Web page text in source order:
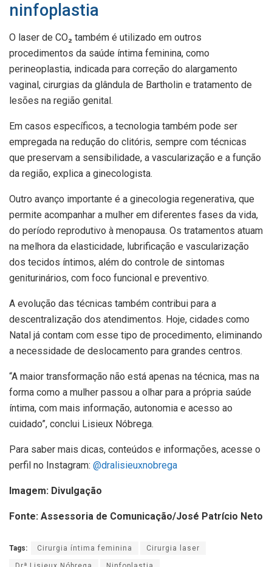
ninfoplastia
O laser de CO₂ também é utilizado em outros
procedimentos da saúde íntima feminina, como
perineoplastia, indicada para correção do alargamento
vaginal, cirurgias da glândula de Bartholin e tratamento de
lesões na região genital.
Em casos específicos, a tecnologia também pode ser
empregada na redução do clitóris, sempre com técnicas
que preservam a sensibilidade, a vascularização e a função
da região, explica a ginecologista.
Outro avanço importante é a ginecologia regenerativa, que
permite acompanhar a mulher em diferentes fases da vida,
do período reprodutivo à menopausa. Os tratamentos atuam
na melhora da elasticidade, lubrificação e vascularização
dos tecidos íntimos, além do controle de sintomas
geniturinários, com foco funcional e preventivo.
A evolução das técnicas também contribui para a
descentralização dos atendimentos. Hoje, cidades como
Natal já contam com esse tipo de procedimento, eliminando
a necessidade de deslocamento para grandes centros.
“A maior transformação não está apenas na técnica, mas na
forma como a mulher passou a olhar para a própria saúde
íntima, com mais informação, autonomia e acesso ao
cuidado”, conclui Lisieux Nóbrega.
Para saber mais dicas, conteúdos e informações, acesse o
perfil no Instagram: @dralisieuxnobrega
Imagem: Divulgação
Fonte: Assessoria de Comunicação/José Patrício Neto
Tags: Cirurgia íntima feminina Cirurgia laser